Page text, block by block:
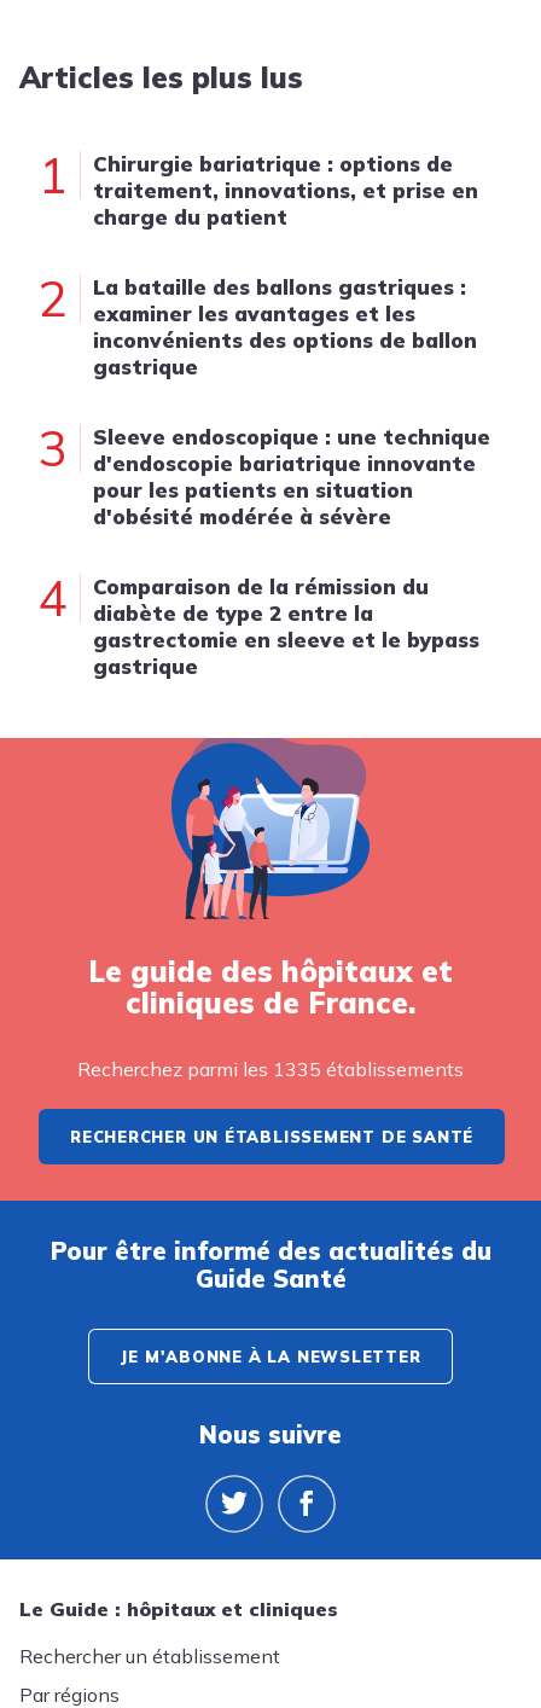
Articles les plus lus
1
Chirurgie bariatrique : options de
traitement, innovations, et prise en
charge du patient
2
La bataille des ballons gastriques :
examiner les avantages et les
inconvénients des options de ballon
gastrique
3
Sleeve endoscopique : une technique
d'endoscopie bariatrique innovante
pour les patients en situation
d'obésité modérée à sévère
4
Comparaison de la rémission du
diabète de type 2 entre la
gastrectomie en sleeve et le bypass
gastrique
Le guide des hôpitaux et
cliniques de France.
Recherchez parmi les 1335 établissements
RECHERCHER UN ÉTABLISSEMENT DE SANTÉ
Pour être informé des actualités du
Guide Santé
JE M'ABONNE À LA NEWSLETTER
Nous suivre
Le Guide : hôpitaux et cliniques
Rechercher un établissement
Par régions